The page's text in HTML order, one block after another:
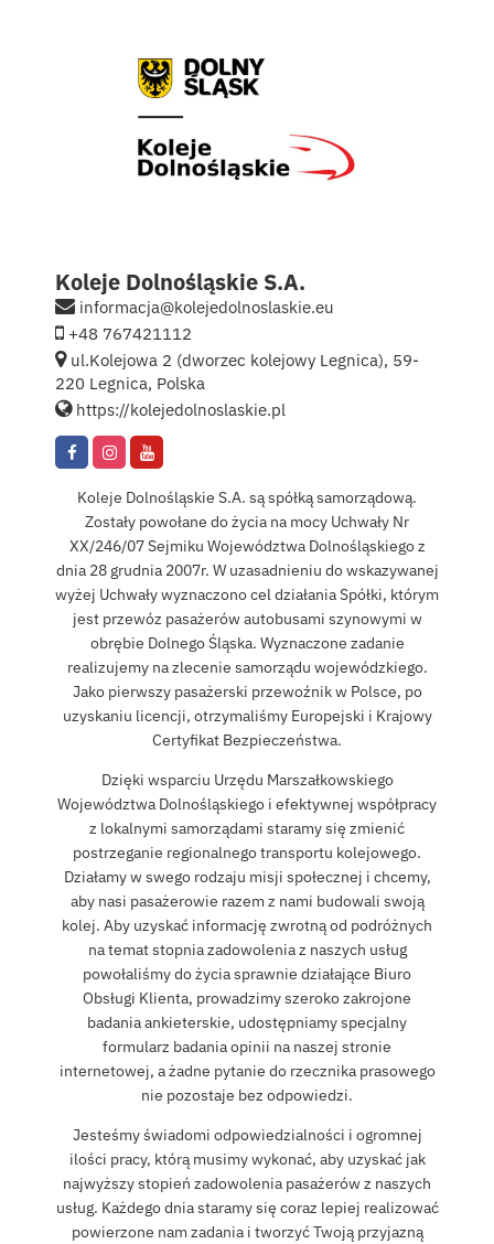
English
Koleje Dolnośląskie S.A.
+48 767421112
ul.Kolejowa 2 (dworzec kolejowy Legnica), 59-
220 Legnica, Polska
informacja@kolejedolnoslaskie.eu
https://kolejedolnoslaskie.pl
Koleje Dolnośląskie S.A. są spółką samorządową.
Zostały powołane do życia na mocy Uchwały Nr
XX/246/07 Sejmiku Województwa Dolnośląskiego z
dnia 28 grudnia 2007r. W uzasadnieniu do wskazywanej
wyżej Uchwały wyznaczono cel działania Spółki, którym
jest przewóz pasażerów autobusami szynowymi w
obrębie Dolnego Śląska. Wyznaczone zadanie
realizujemy na zlecenie samorządu wojewódzkiego.
Jako pierwszy pasażerski przewoźnik w Polsce, po
uzyskaniu licencji, otrzymaliśmy Europejski i Krajowy
Certyfikat Bezpieczeństwa.
Dzięki wsparciu Urzędu Marszałkowskiego
Województwa Dolnośląskiego i efektywnej współpracy
z lokalnymi samorządami staramy się zmienić
postrzeganie regionalnego transportu kolejowego.
Działamy w swego rodzaju misji społecznej i chcemy,
aby nasi pasażerowie razem z nami budowali swoją
kolej. Aby uzyskać informację zwrotną od podróżnych
na temat stopnia zadowolenia z naszych usług
powołaliśmy do życia sprawnie działające Biuro
Obsługi Klienta, prowadzimy szeroko zakrojone
badania ankieterskie, udostępniamy specjalny
formularz badania opinii na naszej stronie
internetowej, a żadne pytanie do rzecznika prasowego
nie pozostaje bez odpowiedzi.
Jesteśmy świadomi odpowiedzialności i ogromnej
ilości pracy, którą musimy wykonać, aby uzyskać jak
najwyższy stopień zadowolenia pasażerów z naszych
usług. Każdego dnia staramy się coraz lepiej realizować
powierzone nam zadania i tworzyć Twoją przyjazną